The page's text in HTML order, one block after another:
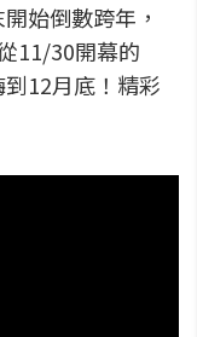
始倒數跨年，
11/30開幕的
到12月底！精彩